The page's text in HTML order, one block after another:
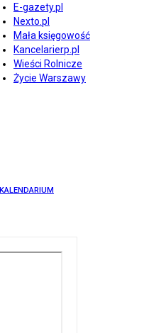
E-gazety.pl
Nexto.pl
Mała księgowość
Kancelarierp.pl
Wieści Rolnicze
Życie Warszawy
KALENDARIUM